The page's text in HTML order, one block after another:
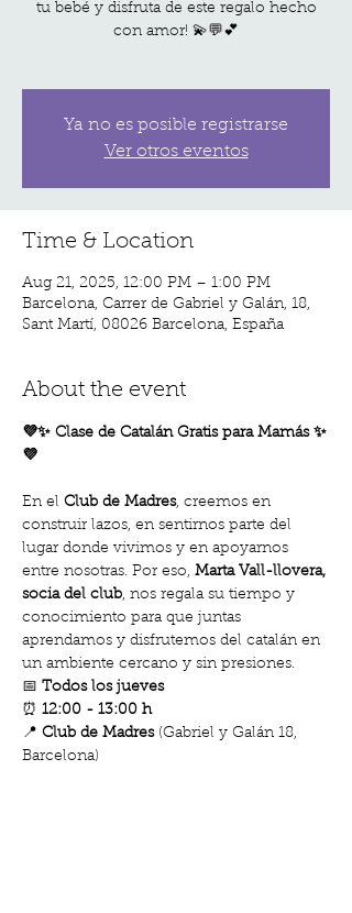
tu bebé y disfruta de este regalo hecho
con amor! 💫💬💕
Ya no es posible registrarse
Ver otros eventos
Time & Location
Aug 21, 2025, 12:00 PM – 1:00 PM
Barcelona, Carrer de Gabriel y Galán, 18,
Sant Martí, 08026 Barcelona, España
About the event
💜✨ Clase de Catalán Gratis para Mamás ✨
💜
En el Club de Madres, creemos en
construir lazos, en sentirnos parte del
lugar donde vivimos y en apoyarnos
entre nosotras. Por eso, Marta Vall-llovera,
socia del club, nos regala su tiempo y
conocimiento para que juntas
aprendamos y disfrutemos del catalán en
un ambiente cercano y sin presiones.
📅 Todos los jueves
⏰ 12:00 - 13:00 h
📍 Club de Madres (Gabriel y Galán 18,
Barcelona)